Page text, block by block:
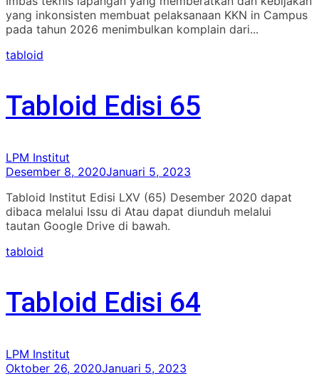
yang inkonsisten membuat pelaksanaan KKN in Campus
pada tahun 2026 menimbulkan komplain dari...
tabloid
Tabloid Edisi 65
LPM Institut
Desember 8, 2020Januari 5, 2023
Tabloid Institut Edisi LXV (65) Desember 2020 dapat
dibaca melalui Issu di Atau dapat diunduh melalui
tautan Google Drive di bawah.
tabloid
Tabloid Edisi 64
LPM Institut
Oktober 26, 2020Januari 5, 2023